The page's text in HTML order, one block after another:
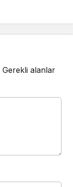
Gerekli alanlar